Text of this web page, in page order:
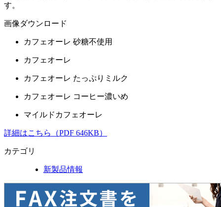
す。
画像ダウンロード
カフェオーレ 砂糖不使用
カフェオーレ
カフェオーレ たっぷりミルク
カフェオーレ コーヒー濃いめ
マイルドカフェオーレ
詳細はこちら（PDF 646KB）
カテゴリ
新製品情報